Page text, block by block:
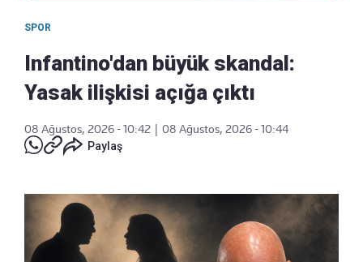
SPOR
Infantino'dan büyük skandal:
Yasak ilişkisi açığa çıktı
08 Ağustos, 2026 - 10:42
08 Ağustos, 2026 - 10:44
Paylaş